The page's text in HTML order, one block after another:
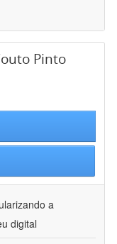
Pinto
a
digital